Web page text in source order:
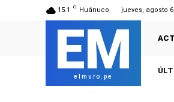
15.1 C Huánuco jueves, agosto
EM
elmuro.pe